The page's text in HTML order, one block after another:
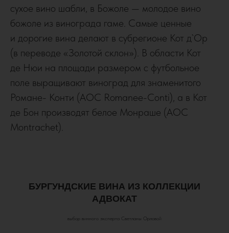
сухое вино шабли, в Божоле — молодое вино
божоле из винограда гаме. Cамые ценные
и дорогие вина делают в субрегионе Кот д`Ор
(в переводе «Золотой склон»). В области Кот
де Нюи на площади размером с футбольное
поле выращивают виноград для знаменитого
Романе- Конти (AOC Romanee-Conti), а в Кот
де Бон производят белое Монраше (AOC
Montrachet).
БУРГУНДСКИЕ ВИНА ИЗ КОЛЛЕКЦИИ
АДВОКАТ
выбор винного эксперта Светланы Орловой